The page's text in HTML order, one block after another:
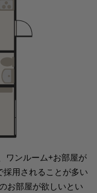
ワンルーム+お部屋が
用されることが多い
お部屋が欲しいとい